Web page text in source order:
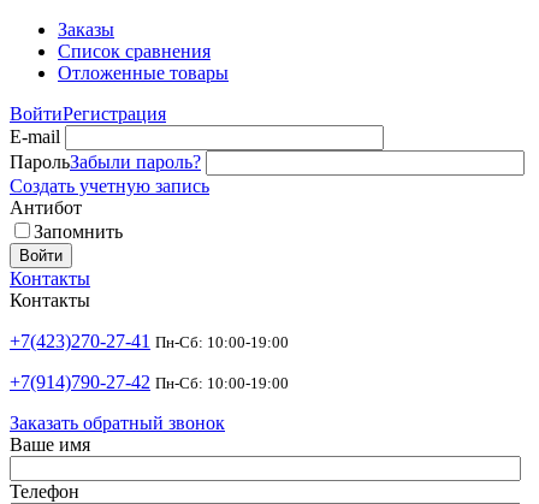
Заказы
Список сравнения
Отложенные товары
ВойтиРегистрация
E-mail
ПарольЗабыли пароль?
Создать учетную запись
Антибот
Запомнить
Войти
Контакты
Контакты
+7(423)270-27-41 Пн-Сб: 10:00-19:00
+7(914)790-27-42 Пн-Сб: 10:00-19:00
Заказать обратный звонок
Ваше имя
Телефон